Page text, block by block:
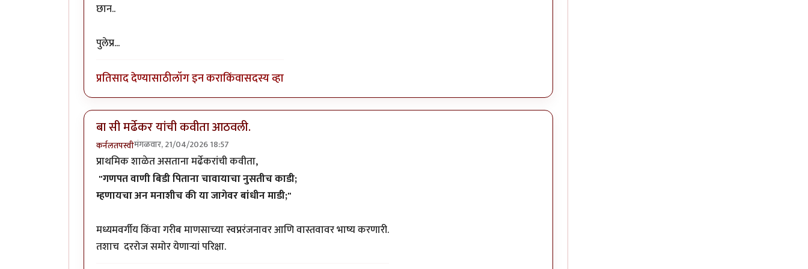
छान..
पुलेप्र...
प्रतिसाद देण्यासाठीलॉग इन कराकिंवासदस्य व्हा
बा सी मर्ढेकर यांची कवीता आठवली.
कर्नलतपस्वीमंगळवार, 21/04/2026 18:57
प्राथमिक शाळेत असताना मर्ढेकरांची कवीता,
"गणपत वाणी बिडी पिताना चावायाचा नुसतीच काडी;
म्हणायचा अन मनाशीच की या जागेवर बांधीन माडी;"
मध्यमवर्गीय किंवा गरीब माणसाच्या स्वप्नरंजनावर आणि वास्तवावर भाष्य करणारी.
तशाच दररोज समोर येणाऱ्यां परिक्षा.